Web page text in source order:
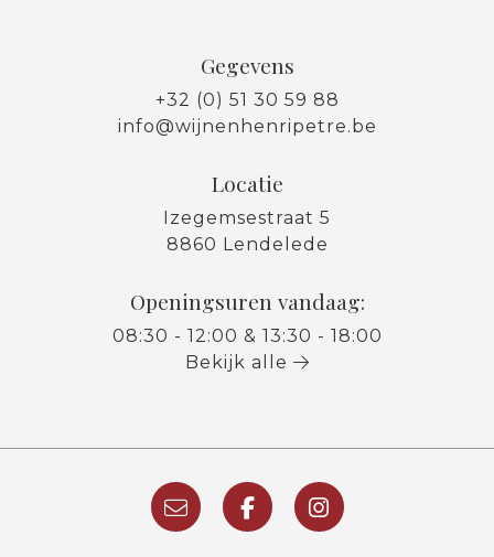
Gegevens
+32 (0) 51 30 59 88
info@wijnenhenripetre.be
Locatie
Izegemsestraat 5
8860 Lendelede
Openingsuren vandaag:
08:30 - 12:00 & 13:30 - 18:00
Bekijk alle